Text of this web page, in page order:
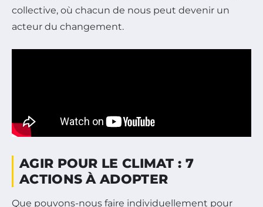
collective, où chacun de nous peut devenir un
acteur du changement.
AGIR POUR LE CLIMAT : 7
ACTIONS À ADOPTER
Que pouvons-nous faire individuellement pour